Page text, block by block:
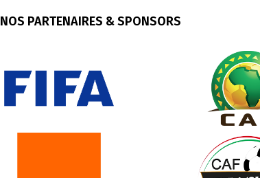
NOS PARTENAIRES & SPONSORS